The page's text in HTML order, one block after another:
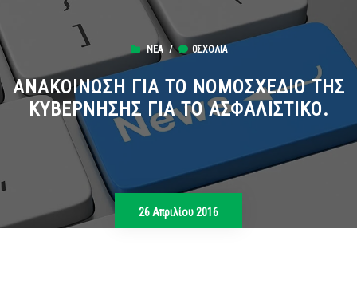
ΝΈΑ/ 0ΣΧΌΛΙΑ
ΑΝΑΚΟΙΝΩΣΗ ΓΙΑ ΤΟ ΝΟΜΟΣΧΕΔΙΟ ΤΗΣ
ΚΥΒΕΡΝΗΣΗΣ ΓΙΑ ΤΟ ΑΣΦΑΛΙΣΤΙΚΟ.
26 Απριλίου 2016